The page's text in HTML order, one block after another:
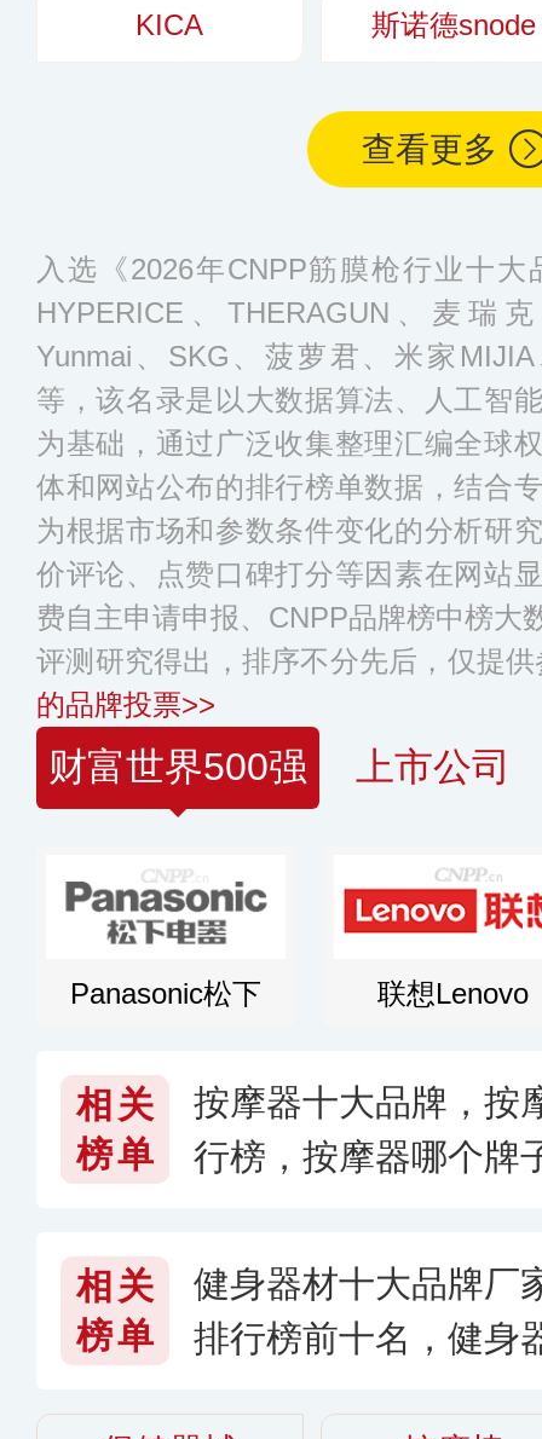
KICA 斯诺德snode
查看更多
入选《2026年CNPP筋膜枪行业十
HYPERICE、THERAGUN、麦瑞
Yunmai、SKG、菠萝君、米家
等，该名录是以大数据算法、人工智
为基础，通过广泛收集整理汇编全球
体和网站公布的排行榜单数据，结合
为根据市场和参数条件变化的分析研
价评论、点赞口碑打分等因素在网站
费自主申请申报、CNPP品牌榜中榜大
评测研究得出，排序不分先后，仅提
的品牌投票>>
财富世界500强 上市公司
Panasonic松下 联想Lenovo
相关
榜单
按摩器十大品牌，按
行榜，按摩器哪个牌
相关
榜单
健身器材十大品牌厂
排行榜前十名，健身